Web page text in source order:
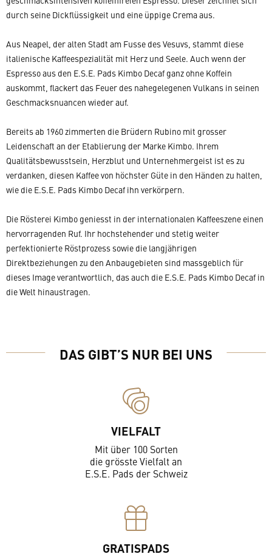
durch seine Dickflüssigkeit und eine üppige Crema aus.
Aus Neapel, der alten Stadt am Fusse des Vesuvs, stammt diese
italienische Kaffeespezialität mit Herz und Seele. Auch wenn der
Espresso aus den E.S.E. Pads Kimbo Decaf ganz ohne Koffein
auskommt, flackert das Feuer des nahegelegenen Vulkans in seinen
Geschmacksnuancen wieder auf.
Bereits ab 1960 zimmerten die Brüdern Rubino mit grosser
Leidenschaft an der Etablierung der Marke Kimbo. Ihrem
Qualitätsbewusstsein, Herzblut und Unternehmergeist ist es zu
verdanken, diesen Kaffee von höchster Güte in den Händen zu halten,
wie die E.S.E. Pads Kimbo Decaf ihn verkörpern.
Die Rösterei Kimbo geniesst in der internationalen Kaffeeszene einen
hervorragenden Ruf. Ihr hochstehender und stetig weiter
perfektionierte Röstprozess sowie die langjährigen
Direktbeziehungen zu den Anbaugebieten sind massgeblich für
dieses Image verantwortlich, das auch die E.S.E. Pads Kimbo Decaf in
die Welt hinaustragen.
DAS GIBT’S NUR BEI UNS
VIELFALT
Mit über 100 Sorten
die grösste Vielfalt an
E.S.E. Pads der Schweiz
GRATISPADS